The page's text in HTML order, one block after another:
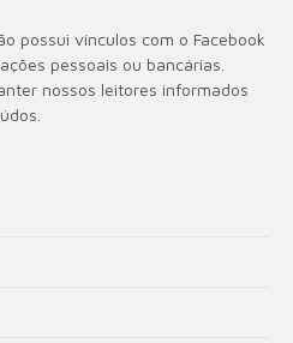
possui vínculos com o Facebook
pessoais ou bancárias.
nossos leitores informados